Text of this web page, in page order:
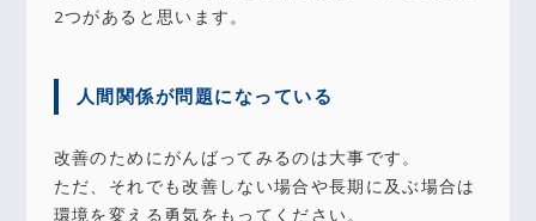
2つがあると思います。
人間関係が問題になっている
改善のためにがんばってみるのは大事です。
ただ、それでも改善しない場合や長期に及ぶ場合は
環境を変える勇気をもってください。